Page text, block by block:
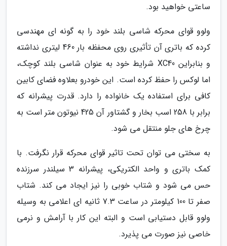
ساعتی خواهید بود.
ولوو قوای محرکه شاسی بلند خود را به گونه ای مهندسی
کرده که باتری آن تأثیری روی محفظه بار 460 لیتری نداشته
و بنابراین XC40 شرایط خود به عنوان شاسی بلند کوچک،
اما لوکس را حفظ کرده است. این خودرو بعلاوه فضای کابین
کافی برای استفاده یک خانواده را دارد. قدرت پیشرانه که
برابر با 258 اسب بخار و گشتاور آن 425 نیوتون متر است به
چرخ های جلو منتقل می شود.
به سختی می توان تحت تاثیر قوای محرکه قرار نگرفت. با
کمک باتری و واحد الکتریکی، پیشرانه 3 سیلندر سرزنده
حس می شود و شتاب خوبی را نیز ایجاد می کند. شتاب
صفر تا 100 کیلومتر در ساعت 7.3 ثانیه ای اعلامی به وسیله
ولوو قابل دستیابی است و البته این کار با آرامش و نرمی
خاصی نیز صورت می پذیرد.